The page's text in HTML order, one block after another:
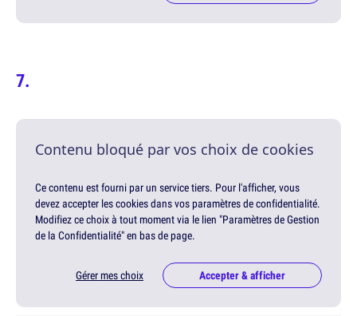
Contenu bloqué par vos choix de cookies
Ce contenu est fourni par un service tiers. Pour l'afficher, vous
devez accepter les cookies dans vos paramètres de confidentialité.
Modifiez ce choix à tout moment via le lien "Paramètres de Gestion
de la Confidentialité" en bas de page.
Gérer mes choix Accepter & afficher